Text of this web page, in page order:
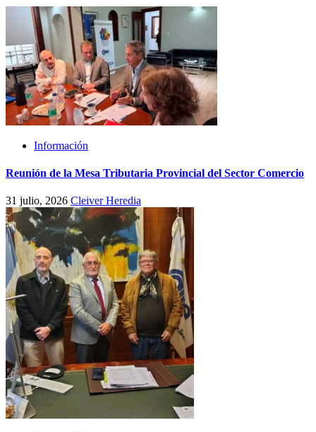
Información
Reunión de la Mesa Tributaria Provincial del Sector Comercio
31 julio, 2026 Cleiver Heredia